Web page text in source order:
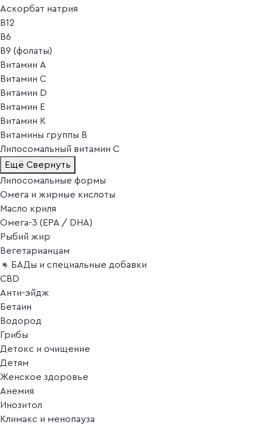
Аскорбат натрия
В12
В6
В9 (фолаты)
Витамин A
Витамин C
Витамин D
Витамин E
Витамин K
Витамины группы B
Липосомальный витамин C
Ещё Свернуть
Липосомальные формы
Омега и жирные кислоты
Масло криля
Омега-3 (EPA / DHA)
Рыбий жир
Вегетарианцам
БАДы и специальные добавки
CBD
Анти-эйдж
Бетаин
Водород
Грибы
Детокс и очищение
Детям
Женское здоровье
Анемия
Инозитол
Климакс и менопауза